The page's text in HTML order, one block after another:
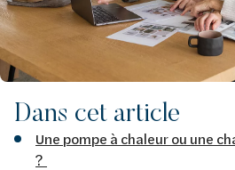
Dans cet article
Une pompe à chaleur ou une
?